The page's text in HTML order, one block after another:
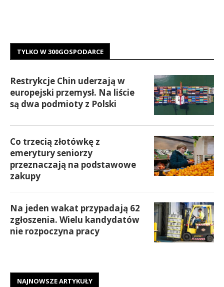
TYLKO W 300GOSPODARCE
Restrykcje Chin uderzają w
europejski przemysł. Na liście
są dwa podmioty z Polski
Co trzecią złotówkę z
emerytury seniorzy
przeznaczają na podstawowe
zakupy
Na jeden wakat przypadają 62
zgłoszenia. Wielu kandydatów
nie rozpoczyna pracy
NAJNOWSZE ARTYKUŁY